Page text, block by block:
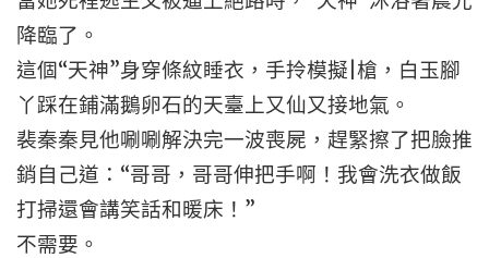
降臨了。
這個“天神”身穿條紋睡衣，手拎模擬|槍，白玉腳
丫踩在鋪滿鵝卵石的天臺上又仙又接地氣。
裴秦秦見他唰唰解決完一波喪屍，趕緊擦了把臉推
銷自己道：“哥哥，哥哥伸把手啊！我會洗衣做飯
打掃還會講笑話和暖床！”
不需要。